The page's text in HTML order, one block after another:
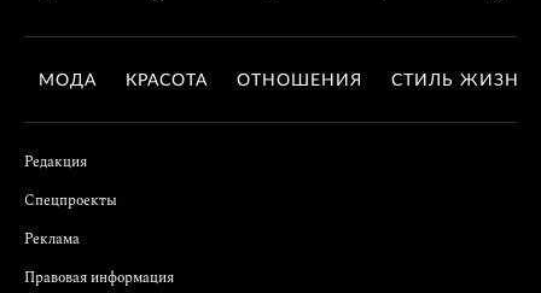
МОДА КРАСОТА ОТНОШЕНИЯ СТИЛЬ ЖИЗНИ
Редакция
Спецпроекты
Реклама
Правовая информация